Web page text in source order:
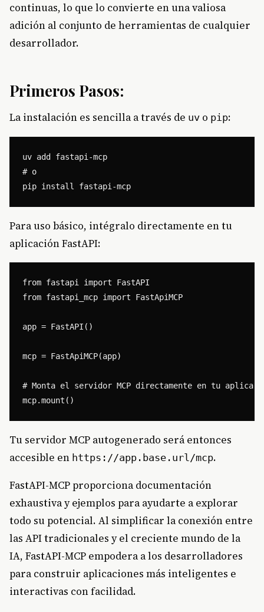
continuas, lo que lo convierte en una valiosa
adición al conjunto de herramientas de cualquier
desarrollador.
Primeros Pasos:
La instalación es sencilla a través de uv o pip:
uv add fastapi-mcp
# o
Para uso básico, intégralo directamente en tu
aplicación FastAPI:
from fastapi import FastAPI
from fastapi_mcp import FastApiMCP
app = FastAPI()
mcp = FastApiMCP(app)
# Monta el servidor MCP directamente en tu
Tu servidor MCP autogenerado será entonces
accesible en https://app.base.url/mcp.
FastAPI-MCP proporciona documentación
exhaustiva y ejemplos para ayudarte a explorar
todo su potencial. Al simplificar la conexión entre
las API tradicionales y el creciente mundo de la
IA, FastAPI-MCP empodera a los desarrolladores
para construir aplicaciones más inteligentes e
interactivas con facilidad.